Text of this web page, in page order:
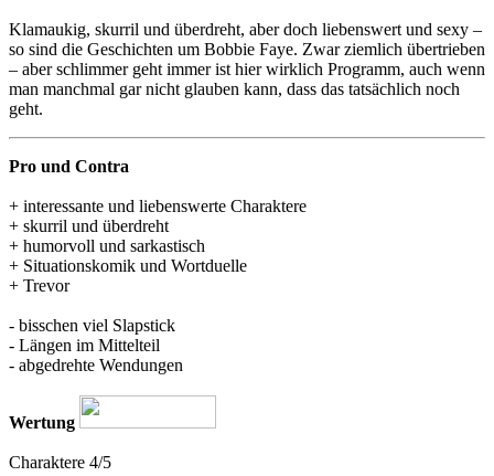
Klamaukig, skurril und überdreht, aber doch liebenswert und sexy –
so sind die Geschichten um Bobbie Faye. Zwar ziemlich übertrieben
– aber schlimmer geht immer ist hier wirklich Programm, auch wenn
man manchmal gar nicht glauben kann, dass das tatsächlich noch
geht.
Pro und Contra
+ interessante und liebenswerte Charaktere
+ skurril und überdreht
+ humorvoll und sarkastisch
+ Situationskomik und Wortduelle
+ Trevor
- bisschen viel Slapstick
- Längen im Mittelteil
- abgedrehte Wendungen
Wertung
Charaktere 4/5